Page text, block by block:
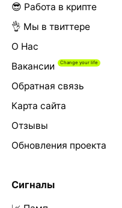
😎 Работа в крипте
👌 Мы в твиттере
О Нас
Вакансии
Обратная связь
Карта сайта
Отзывы
Обновления проекта
Сигналы